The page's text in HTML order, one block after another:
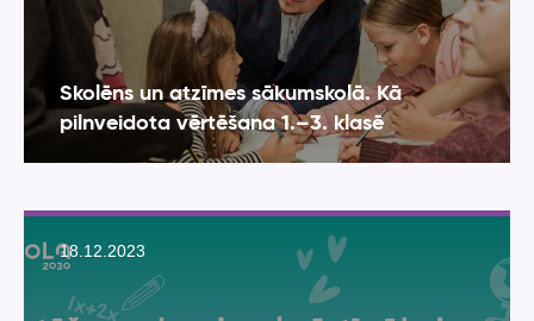
Skolēns un atzīmes sākumskolā. Kā
pilnveidota vērtēšana 1.–3. klasē
18.12.2023